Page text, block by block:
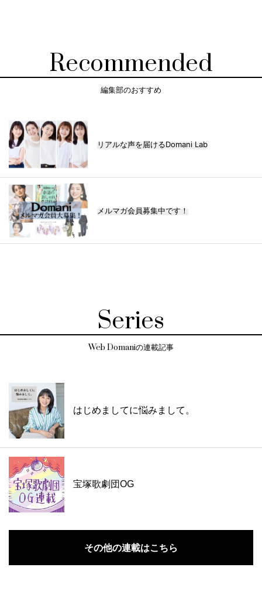
Recommended
編集部のおすすめ
リアルな声を届けるDomani Lab
メルマガ会員募集中です！
Series
Web Domaniの連載記事
はじめましてに悩みまして。
宝塚歌劇団OG
その他の連載はこちら